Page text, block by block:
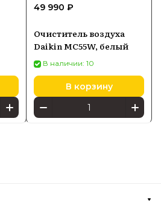
49 990 ₽
Очиститель воздуха
Daikin MC55W, белый
В наличии: 10
В корзину